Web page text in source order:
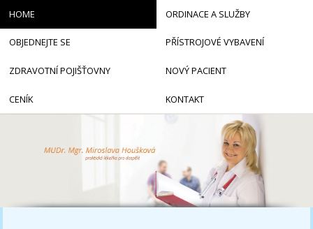
HOME ORDINACE A SLUŽBY
OBJEDNEJTE SE PŘÍSTROJOVÉ VYBAVENÍ
ZDRAVOTNÍ POJIŠŤOVNY NOVÝ PACIENT
CENÍK KONTAKT